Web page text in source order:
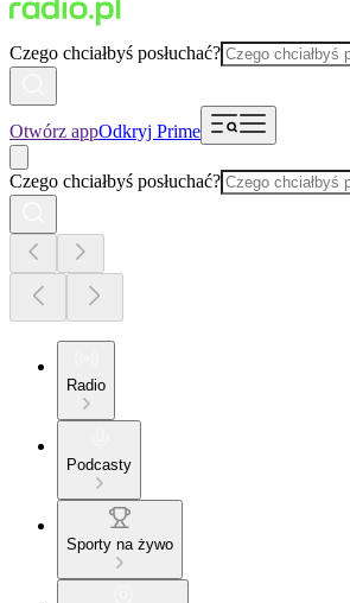
Czego chciałbyś posłuchać?
Otwórz appOdkryj Prime
Czego chciałbyś posłuchać?
Radio
Podcasty
Sporty na żywo